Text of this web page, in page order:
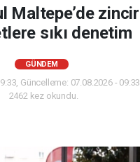
Maltepe’de zincir
sıkı denetim
GÜNDEM
Güncelleme: 07.08.2026 - 09:33
2462 kez okundu.